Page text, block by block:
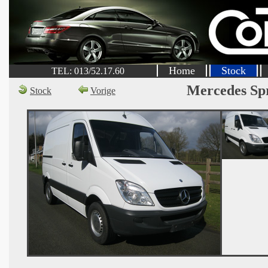
TEL: 013/52.17.60 Home Stock
Stock Vorige Mercedes